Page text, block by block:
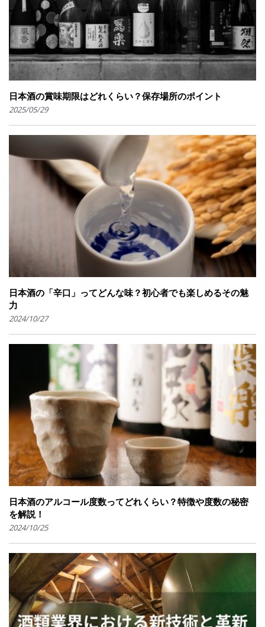
日本酒の賞味期限はどれくらい？保存場所のポイント
2025/05/29
日本酒の「辛口」ってどんな味？初心者でも楽しめるその魅
力
2024/10/27
日本酒のアルコール度数ってどれくらい？特徴や度数の秘密
を解説！
2024/10/25